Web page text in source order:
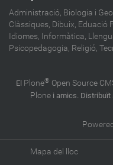
Administració, Biologia i
Clàssiques, Dibuix, Eduació
Idiomes, Informàtica,
Psicopedagogia, Religió,
El Plone® Open Source
Plonei amics. Distribuït
Mapa del lloc